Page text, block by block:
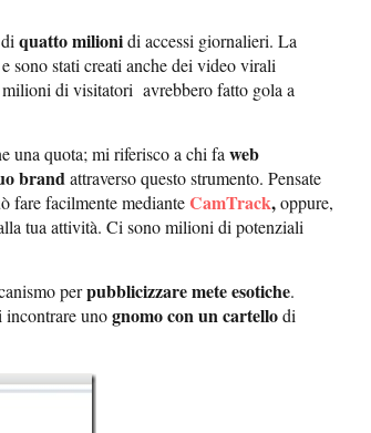
quatto milionidi accessi giornalieri. La
sono stati creati anche dei video virali
di visitatori avrebbero fatto gola a
una quota; mi riferisco a chi fa web
brandattraverso questo strumento. Pensate
fare facilmente medianteCamTrack,oppure,
tua attività. Ci sono milioni di potenziali
perpubblicizzare mete esotiche.
unognomo con un cartellodi